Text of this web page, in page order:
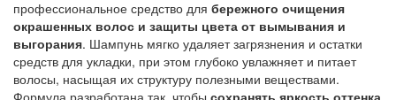
профессиональное средство для бережного очищения
окрашенных волос и защиты цвета от вымывания и
выгорания. Шампунь мягко удаляет загрязнения и остатки
средств для укладки, при этом глубоко увлажняет и питает
волосы, насыщая их структуру полезными веществами.
Формула разработана так, чтобы сохранять яркость оттенка